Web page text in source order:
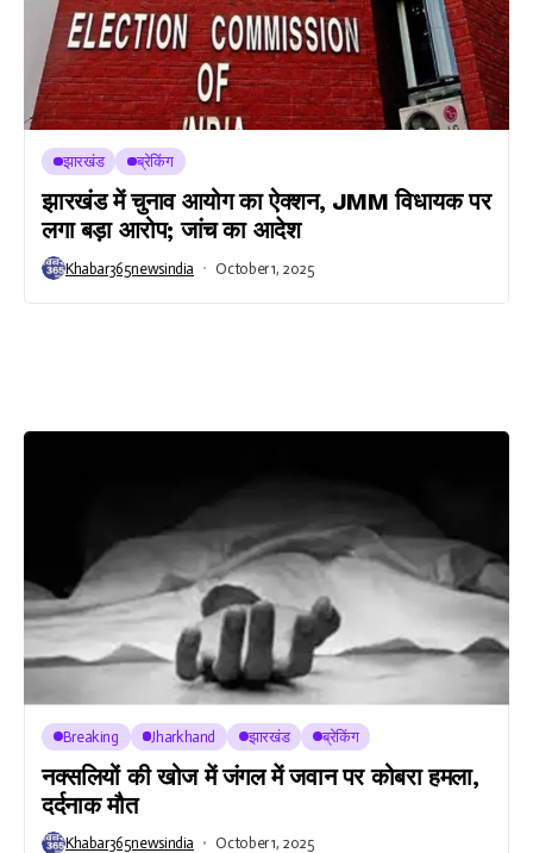
झारखंड ब्रेकिंग
झारखंड में चुनाव आयोग का ऐक्शन, JMM विधायक पर
लगा बड़ा आरोप; जांच का आदेश
Khabar365newsindia October 1, 2025
Breaking Jharkhand झारखंड ब्रेकिंग
नक्सलियों की खोज में जंगल में जवान पर कोबरा हमला,
दर्दनाक मौत
Khabar365newsindia October 1, 2025